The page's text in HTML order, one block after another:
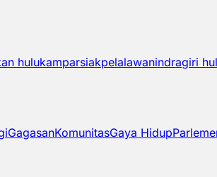
hulukamparsiakpelalawanindragiri
GagasanKomunitasGaya Hidup